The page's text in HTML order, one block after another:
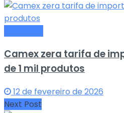
Camex zera tarifa de
de 1 mil produtos
12 de fevereiro de 2026
Next Post